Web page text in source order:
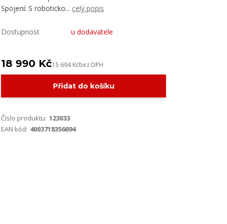
Spojení: S roboticko... celý popis
Dostupnost u dodavatele
18 990 Kč15 694 Kčbez DPH
Přidat do košíku
Číslo produktu: 123033
EAN kód: 4003718356694